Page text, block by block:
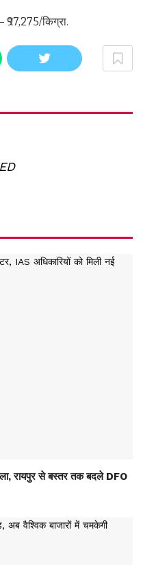
किग्रा.
रायपुर से बस्तर तक बदले DFO